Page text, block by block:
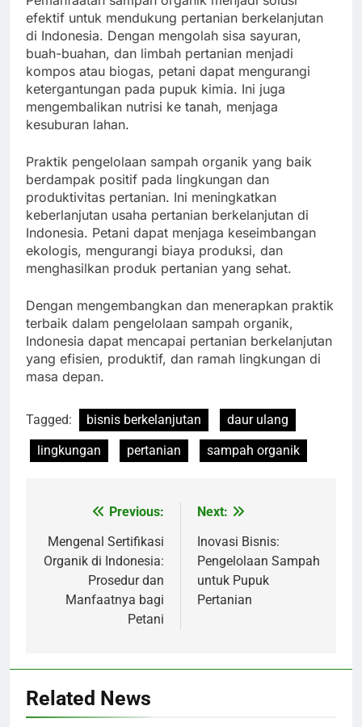
efektif untuk mendukung pertanian berkelanjutan
di Indonesia. Dengan mengolah sisa sayuran,
buah-buahan, dan limbah pertanian menjadi
kompos atau biogas, petani dapat mengurangi
ketergantungan pada pupuk kimia. Ini juga
mengembalikan nutrisi ke tanah, menjaga
kesuburan lahan.
Praktik pengelolaan sampah organik yang baik
berdampak positif pada lingkungan dan
produktivitas pertanian. Ini meningkatkan
keberlanjutan usaha pertanian berkelanjutan di
Indonesia. Petani dapat menjaga keseimbangan
ekologis, mengurangi biaya produksi, dan
menghasilkan produk pertanian yang sehat.
Dengan mengembangkan dan menerapkan praktik
terbaik dalam pengelolaan sampah organik,
Indonesia dapat mencapai pertanian berkelanjutan
yang efisien, produktif, dan ramah lingkungan di
masa depan.
Tagged: bisnis berkelanjutan
daur ulang
lingkungan
pertanian sampah organik
Navigasi
pos
Previous:
Mengenal Sertifikasi
Organik di Indonesia:
Prosedur dan
Manfaatnya bagi
Petani
Next:
Inovasi Bisnis:
Pengelolaan Sampah
untuk Pupuk
Pertanian
Related News